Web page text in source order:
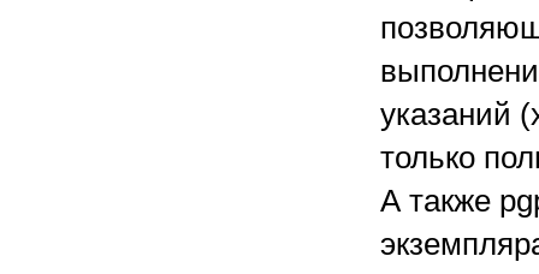
указаний
только
А также